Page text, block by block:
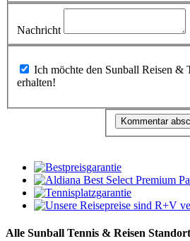
Nachricht
erhalten!
Alle Sunball Tennis & Reisen